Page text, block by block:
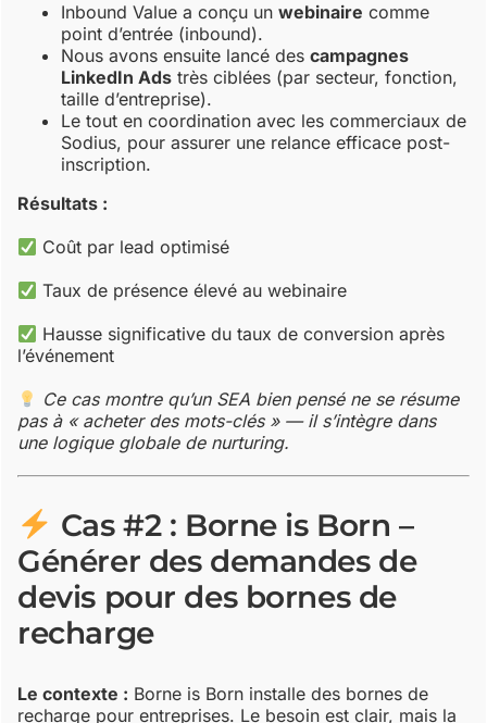
Inbound Value a conçu unwebinaire comme
point d’entrée (inbound).
Nous avons ensuite lancé descampagnes
LinkedIn Ads très ciblées (par secteur, fonction,
taille d’entreprise).
Le tout en coordination avec les commerciaux de
Sodius, pour assurer une relance efficace post-
inscription.
Résultats :
Coût par lead optimisé
Taux de présence élevé au webinaire
Hausse significative du taux de conversion après
l’événement
Ce cas montre qu’un SEA bien pensé ne se résume
pas à « acheter des mots-clés » — il s’intègre dans
une logique globale de nurturing.
Cas #2 : Borne is Born –
Générer des demandes de
devis pour des bornes de
recharge
Le contexte : Borne is Born installe des bornes de
recharge pour entreprises. Le besoin est clair, mais la